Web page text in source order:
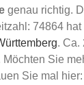
genau richtig.
74864
. Ca.
Möchten Sie
Sie mal hier: